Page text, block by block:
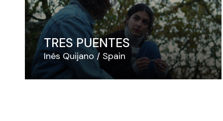
TRES PUENTES
Inés Quijano Spain